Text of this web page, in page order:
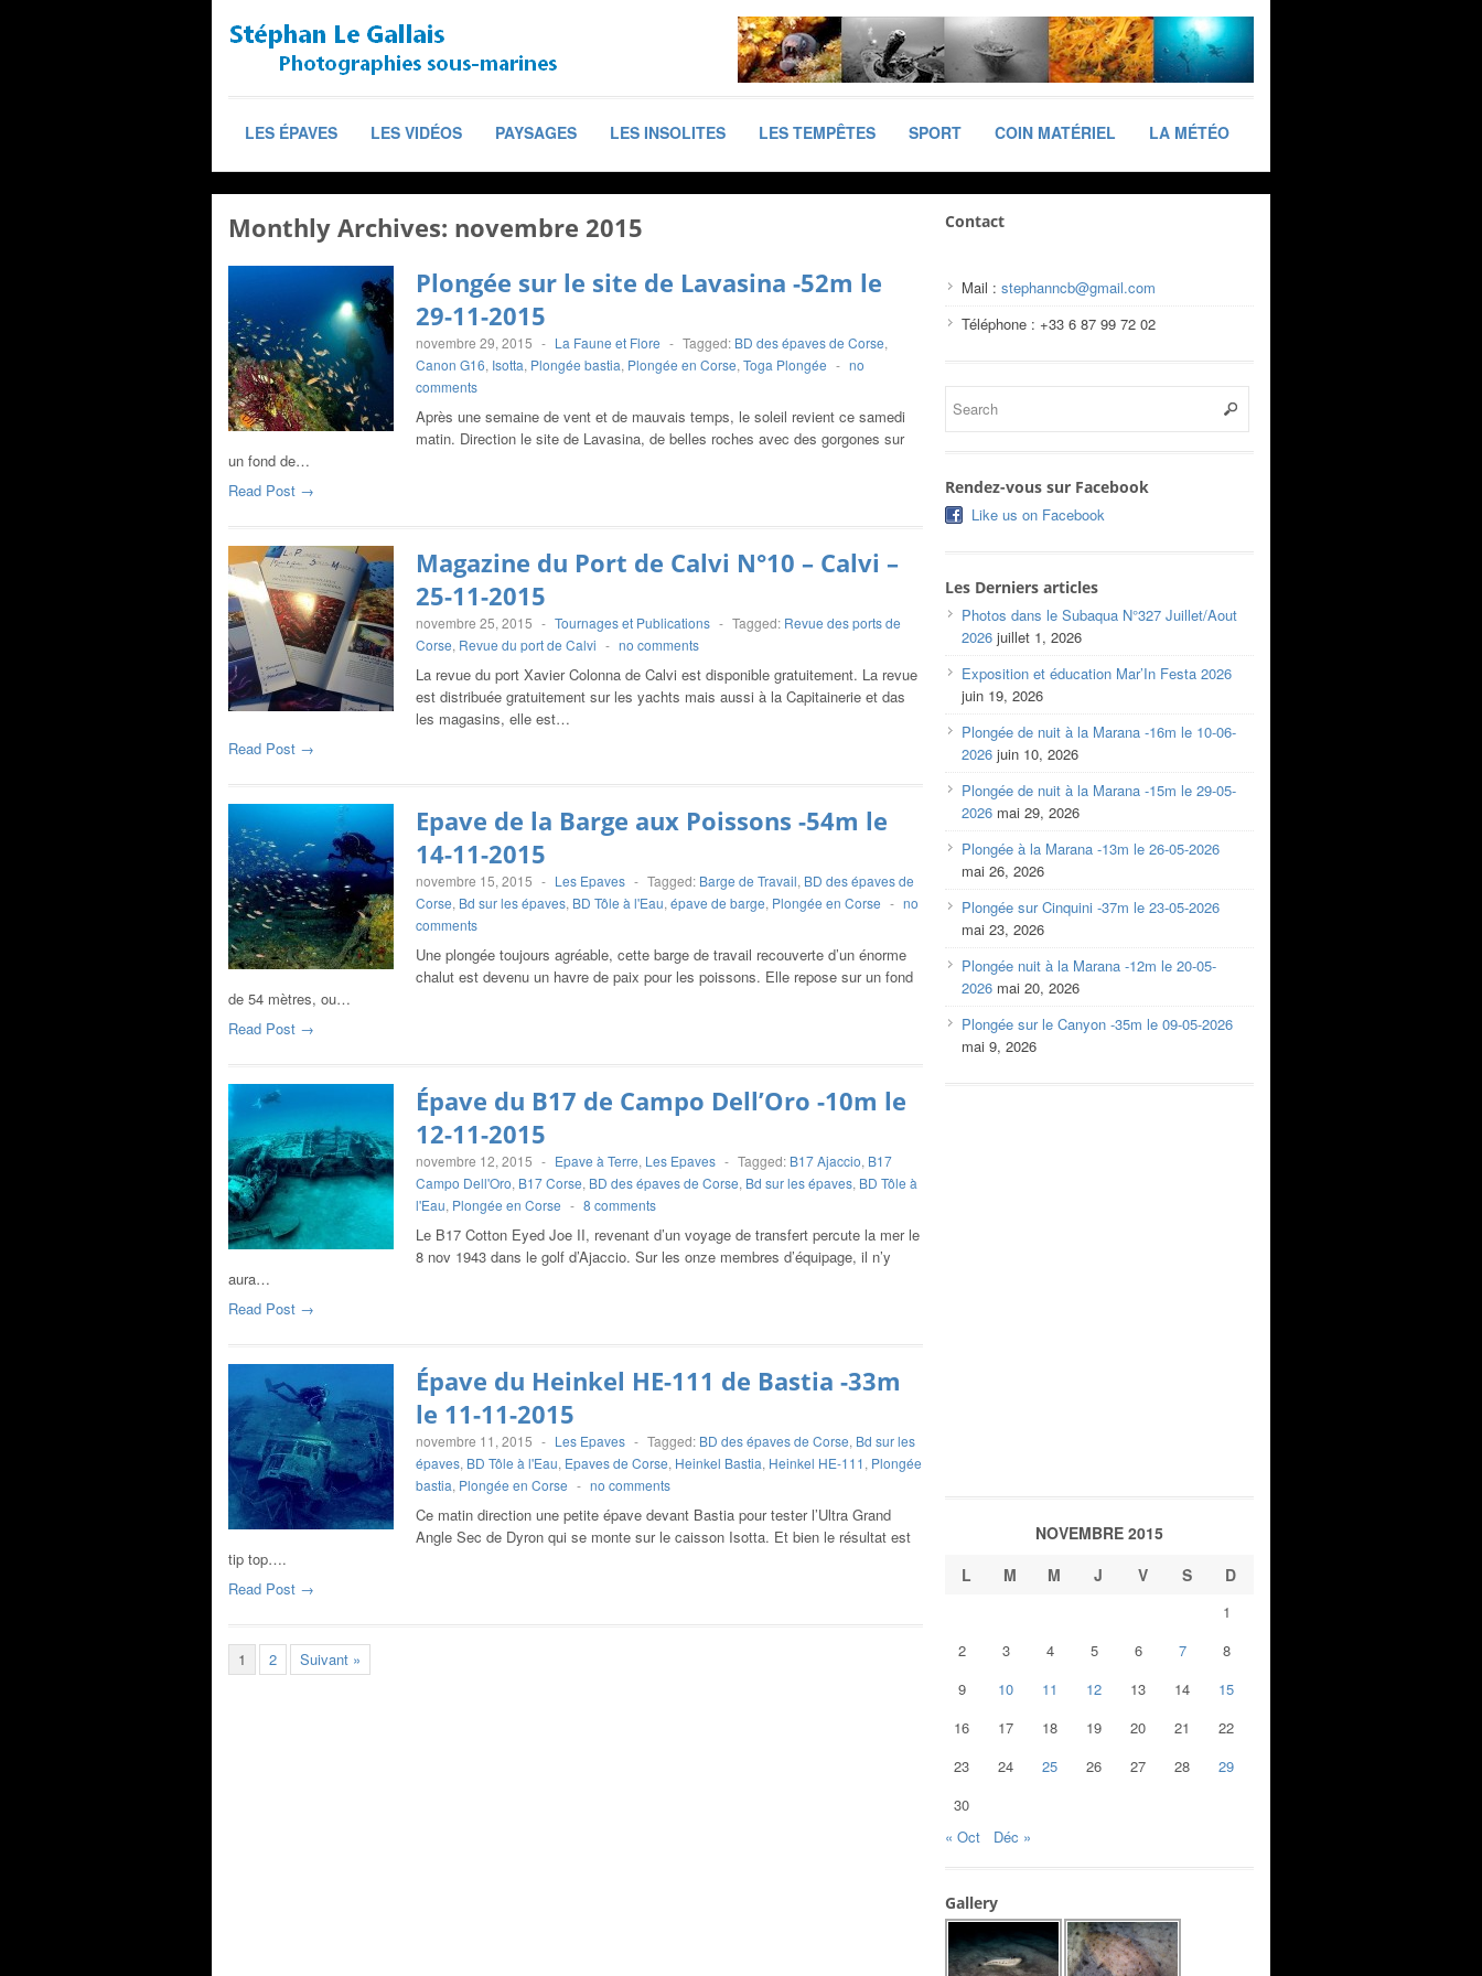
LES ÉPAVES LES VIDÉOS PAYSAGES LES INSOLITES LES TEMPÊTES SPORT COIN MATÉRIEL LA MÉTÉO
Monthly Archives: novembre 2015
Plongée sur le site de Lavasina -52m le
29-11-2015
novembre 29, 2015 - La Faune et Flore - Tagged: BD des épaves de Corse,
Canon G16, Isotta, Plongée bastia, Plongée en Corse, Toga Plongée - no
comments
Après une semaine de vent et de mauvais temps, le soleil revient ce samedi
matin. Direction le site de Lavasina, de belles roches avec des gorgones sur
un fond de…
Read Post →
Magazine du Port de Calvi N°10 – Calvi –
25-11-2015
novembre 25, 2015 - Tournages et Publications - Tagged: Revue des ports de
Corse, Revue du port de Calvi - no comments
La revue du port Xavier Colonna de Calvi est disponible gratuitement. La revue
est distribuée gratuitement sur les yachts mais aussi à la Capitainerie et das
les magasins, elle est…
Read Post →
Epave de la Barge aux Poissons -54m le
14-11-2015
novembre 15, 2015 - Les Epaves - Tagged: Barge de Travail, BD des épaves de
Corse, Bd sur les épaves, BD Tôle à l'Eau, épave de barge, Plongée en Corse - no
comments
Une plongée toujours agréable, cette barge de travail recouverte d’un énorme
chalut est devenu un havre de paix pour les poissons. Elle repose sur un fond
de 54 mètres, ou…
Read Post →
Épave du B17 de Campo Dell’Oro -10m le
12-11-2015
novembre 12, 2015 - Epave à Terre, Les Epaves - Tagged: B17 Ajaccio, B17
Campo Dell'Oro, B17 Corse, BD des épaves de Corse, Bd sur les épaves, BD Tôle à
l'Eau, Plongée en Corse - 8 comments
Le B17 Cotton Eyed Joe II, revenant d’un voyage de transfert percute la mer le
8 nov 1943 dans le golf d’Ajaccio. Sur les onze membres d’équipage, il n’y
aura…
Read Post →
Épave du Heinkel HE-111 de Bastia -33m
le 11-11-2015
novembre 11, 2015 - Les Epaves - Tagged: BD des épaves de Corse, Bd sur les
épaves, BD Tôle à l'Eau, Epaves de Corse, Heinkel Bastia, Heinkel HE-111, Plongée
bastia, Plongée en Corse - no comments
Ce matin direction une petite épave devant Bastia pour tester l’Ultra Grand
Angle Sec de Dyron qui se monte sur le caisson Isotta. Et bien le résultat est
tip top….
Read Post →
1 2 Suivant »
Contact
Mail : stephanncb@gmail.com
Téléphone : +33 6 87 99 72 02
Rendez-vous sur Facebook
Like us on Facebook
Les Derniers articles
Photos dans le Subaqua N°327 Juillet/Aout
2026 juillet 1, 2026
Exposition et éducation Mar’In Festa 2026
juin 19, 2026
Plongée de nuit à la Marana -16m le 10-06-
2026 juin 10, 2026
Plongée de nuit à la Marana -15m le 29-05-
2026 mai 29, 2026
Plongée à la Marana -13m le 26-05-2026
mai 26, 2026
Plongée sur Cinquini -37m le 23-05-2026
mai 23, 2026
Plongée nuit à la Marana -12m le 20-05-
2026 mai 20, 2026
Plongée sur le Canyon -35m le 09-05-2026
mai 9, 2026
NOVEMBRE 2015
L
M M J V S D
1
2
3 4 5 6 7
8
9
10 11 12 13 14
15
16
17 18 19 20 21
22
23
24 25 26 27 28
29
30
« Oct
Déc »
Gallery